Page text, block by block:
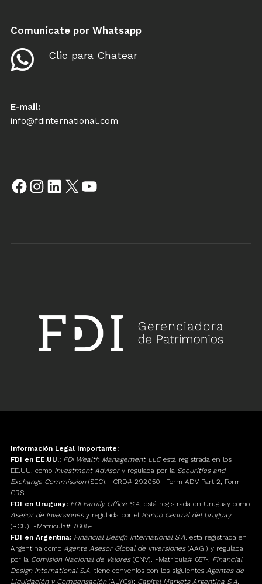
Comunícate por Whatsapp
Clic para Chatear
E-mail:
info@fdinternational.com
Información Legal Importante:
FDI en EE.UU.: FDI Wealth Management LLCestá registrada en los
EE.UU. como Investment Advisory regulada por la Securities and
Exchange Commission(SEC). -CRD# 292050- Form ADV Part 2, Form
CRS.
FDI en Uruguay: FDI Family Office S.A. está registrada en Uruguay como
Asesor de Inversionesy regulada por el Banco Central del Uruguay
(BCU). -Matrícula# 7605-
FDI en Argentina: Financial Design International S.A. está registrada en
Argentina como Agente Asesor Global de Inversiones(AAGI) y regulada
por la Comisión Nacional de Valores(CNV). -Matrícula# 657-. Financial
Design International S.A. tiene convenios con los siguientes Agentes de
Liquidación y Compensación(ALYCs): Capital Markets Argentina S.A.